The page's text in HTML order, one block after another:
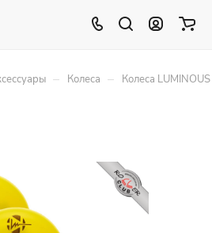
– Колеса – Колеса